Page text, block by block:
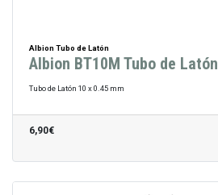
Albion Tubo de Latón
Albion BT10M Tubo de Latón
Tubo de Latón 10 x 0.45 mm
6,90€